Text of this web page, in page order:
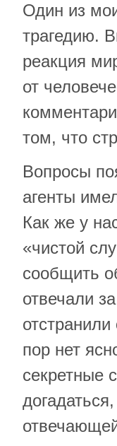
Один из
трагедию.
реакция
от
том, что
Вопросы
агенты
Как же у
«чистой
сообщить
отвечали
пор нет
секретные